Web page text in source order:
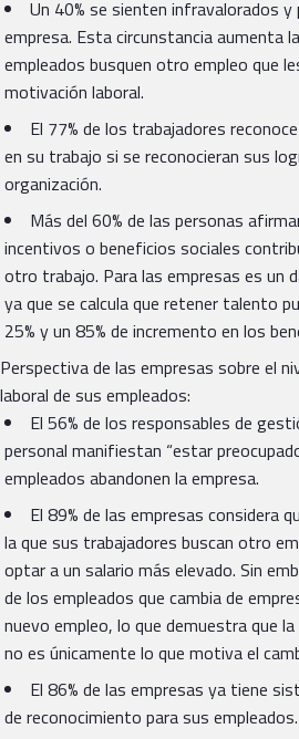
Un 40% se sienten infravalorados
empresa. Esta circunstancia aumenta
empleados busquen otro empleo que
motivación laboral.
El 77% de los trabajadores
en su trabajo si se reconocieran sus
organización.
Más del 60% de las personas
incentivos o beneficios sociales
otro trabajo. Para las empresas es un
ya que se calcula que retener talento
25% y un 85% de incremento en los
Perspectiva de las empresas sobre el
laboral de sus empleados:
El 56% de los responsables de
personal manifiestan “estar
empleados abandonen la empresa.
El 89% de las empresas considera
la que sus trabajadores buscan otro
optar a un salario más elevado. Sin
de los empleados que cambia de
nuevo empleo, lo que demuestra que
no es únicamente lo que motiva el
El 86% de las empresas ya tiene
de reconocimiento para sus empleados.